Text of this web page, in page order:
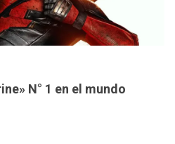
N° 1 en el mundo